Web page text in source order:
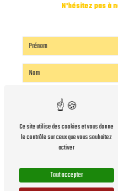
N'hésitez pas à
Vous n'êtes pas un robot, veuillez
Ce site utilise des cookies et vous donne
le contrôle sur ceux que vous souhaitez
activer
Tout accepter